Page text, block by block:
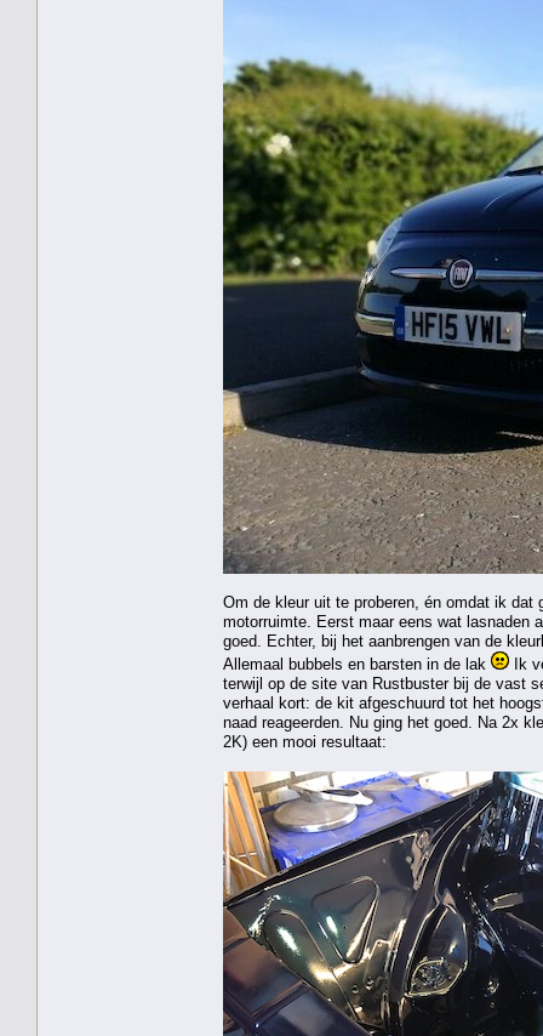
Om de kleur uit te proberen, én omdat ik dat
motorruimte. Eerst maar eens wat lasnaden
goed. Echter, bij het aanbrengen van de
Allemaal bubbels en barsten in de lak
Ik
terwijl op de site van Rustbuster bij de vast
verhaal kort: de kit afgeschuurd tot het
naad reageerden. Nu ging het goed. Na 2x
2K) een mooi resultaat: